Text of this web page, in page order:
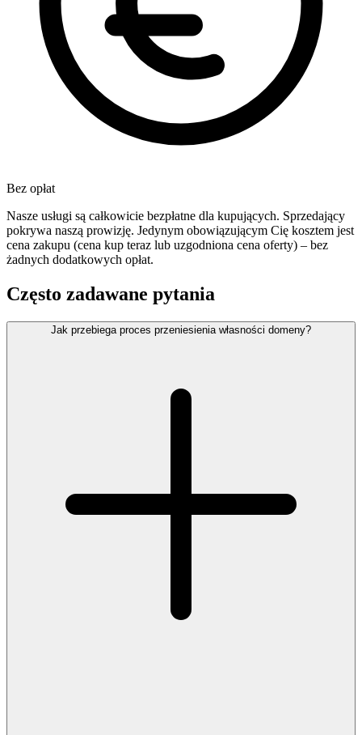
Bez opłat
Nasze usługi są całkowicie bezpłatne dla kupujących. Sprzedający
pokrywa naszą prowizję. Jedynym obowiązującym Cię kosztem jest
cena zakupu (cena kup teraz lub uzgodniona cena oferty) – bez
żadnych dodatkowych opłat.
Często zadawane pytania
Jak przebiega proces przeniesienia własności domeny?